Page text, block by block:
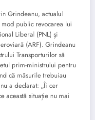
Grindeanu, actualul
public revocarea lui
Liberal (PNL) și
(ARF). Grindeanu
Transporturilor să
prim-ministrului pentru
că măsurile trebuiau
a declarat: „Îi cer
această situație nu mai